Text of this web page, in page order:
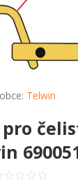
Telwin